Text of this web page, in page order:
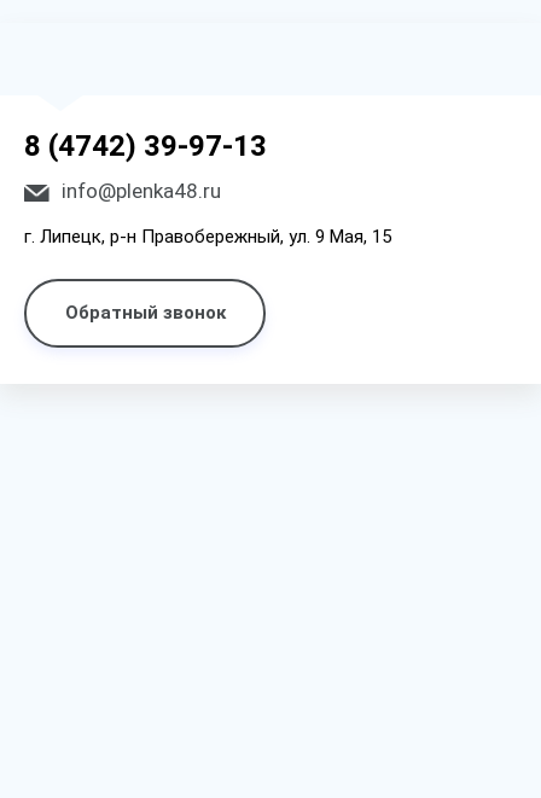
8 (4742) 39-97-13
info@plenka48.ru
г. Липецк, р-н Правобережный, ул. 9 Мая, 15
Обратный звонок